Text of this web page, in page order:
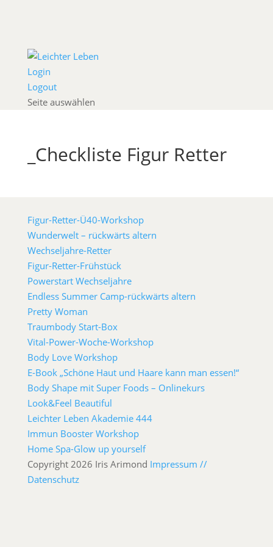
Login
Logout
Seite auswählen
_Checkliste Figur Retter
Figur-Retter-Ü40-Workshop
Wunderwelt – rückwärts altern
Wechseljahre-Retter
Figur-Retter-Frühstück
Powerstart Wechseljahre
Endless Summer Camp-rückwärts altern
Pretty Woman
Traumbody Start-Box
Vital-Power-Woche-Workshop
Body Love Workshop
E-Book „Schöne Haut und Haare kann man essen!“
Body Shape mit Super Foods – Onlinekurs
Look&Feel Beautiful
Leichter Leben Akademie 444
Immun Booster Workshop
Home Spa-Glow up yourself
Copyright 2026 Iris Arimond Impressum //
Datenschutz